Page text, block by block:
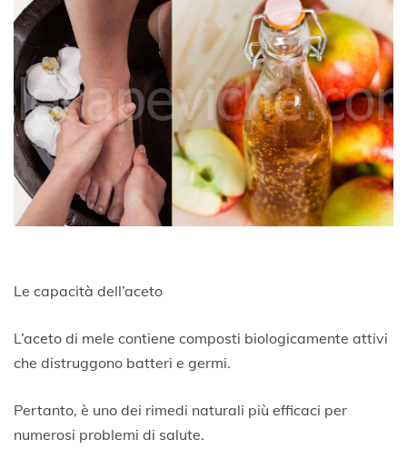
Le capacità dell’aceto
L’aceto di mele contiene composti biologicamente attivi
che distruggono batteri e germi.
Pertanto, è uno dei rimedi naturali più efficaci per
numerosi problemi di salute.